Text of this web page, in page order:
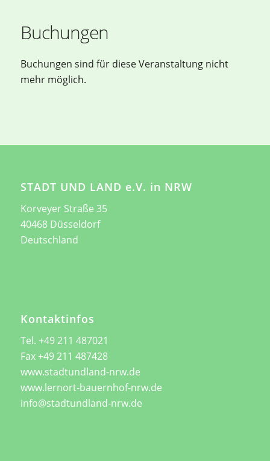
Buchungen
Buchungen sind für diese Veranstaltung nicht
mehr möglich.
STADT UND LAND e.V. in NRW
Korveyer Straße 35
40468 Düsseldorf
Deutschland
Kontaktinfos
Tel. +49 211 487021
Fax +49 211 487428
www.stadtundland-nrw.de
www.lernort-bauernhof-nrw.de
info@stadtundland-nrw.de